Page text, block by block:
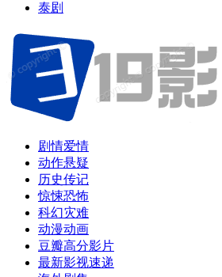
泰剧
剧情爱情
动作悬疑
历史传记
惊悚恐怖
科幻灾难
动漫动画
豆瓣高分影片
最新影视速递